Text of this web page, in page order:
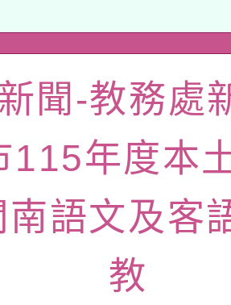
素養講師名單
內容與教學軟體
赴陸應申請許可
濟部水利署委託
研究院辦理「
優單位及節水達
8月22日(星期六
孔廟祈福系列
年桃園地景藝術
學年度第2次
聞-教務處
115年度本
南語文及客
教